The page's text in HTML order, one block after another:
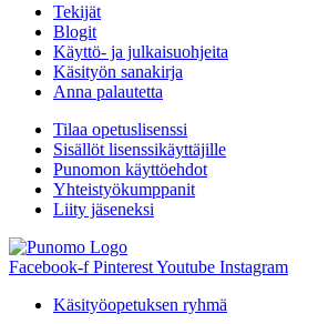
Tekijät
Blogit
Käyttö- ja julkaisuohjeita
Käsityön sanakirja
Anna palautetta
Tilaa opetuslisenssi
Sisällöt lisenssikäyttäjille
Punomon käyttöehdot
Yhteistyökumppanit
Liity jäseneksi
Facebook-f PinterestYoutube Instagram
Käsityöopetuksen ryhmä